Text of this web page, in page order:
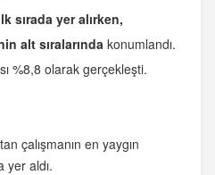
sırada yer alırken,
alt sıralarında konumlandı.
%8,8 olarak gerçekleşti.
çalışmanın en yaygın
yer aldı.